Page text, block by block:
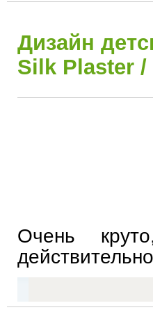
Дизайн
Silk Plaster /
Очень